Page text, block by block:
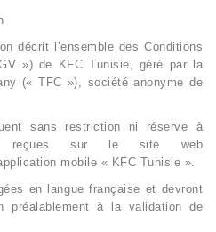
décrit l’ensemble des Conditions
») de KFC Tunisie, géré par la
(« TFC »), société anonyme de
sans restriction ni réserve à
reçues sur le site web
mobile « KFC Tunisie ».
en langue française et devront
préalablement à la validation de